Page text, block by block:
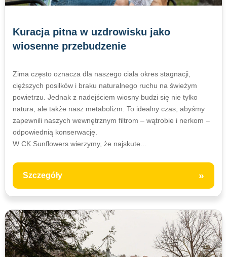
Kuracja pitna w uzdrowisku jako
wiosenne przebudzenie
Zima często oznacza dla naszego ciała okres stagnacji,
cięższych posiłków i braku naturalnego ruchu na świeżym
powietrzu. Jednak z nadejściem wiosny budzi się nie tylko
natura, ale także nasz metabolizm. To idealny czas, abyśmy
zapewnili naszych wewnętrznym filtrom – wątrobie i nerkom –
odpowiednią konserwację.
W CK Sunflowers wierzymy, że najskute...
Szczegóły »